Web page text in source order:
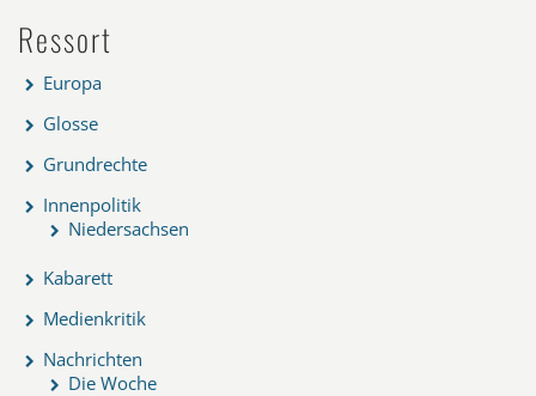
Ressort
Europa
Glosse
Grundrechte
Innenpolitik
Niedersachsen
Kabarett
Medienkritik
Nachrichten
Die Woche